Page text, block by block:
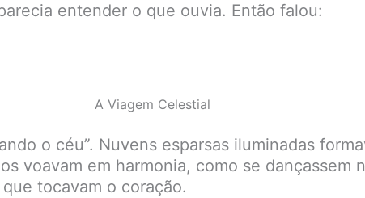
entender o que ouvia. Então falou:
A Viagem Celestial
o céu”. Nuvens esparsas iluminadas
voavam em harmonia, como se dançassem
tocavam o coração.